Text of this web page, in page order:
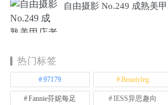
自由摄影 No.249 成熟美
热门标签
97179 Beautyleg
Fannie芬妮每足 IESS异思趣向